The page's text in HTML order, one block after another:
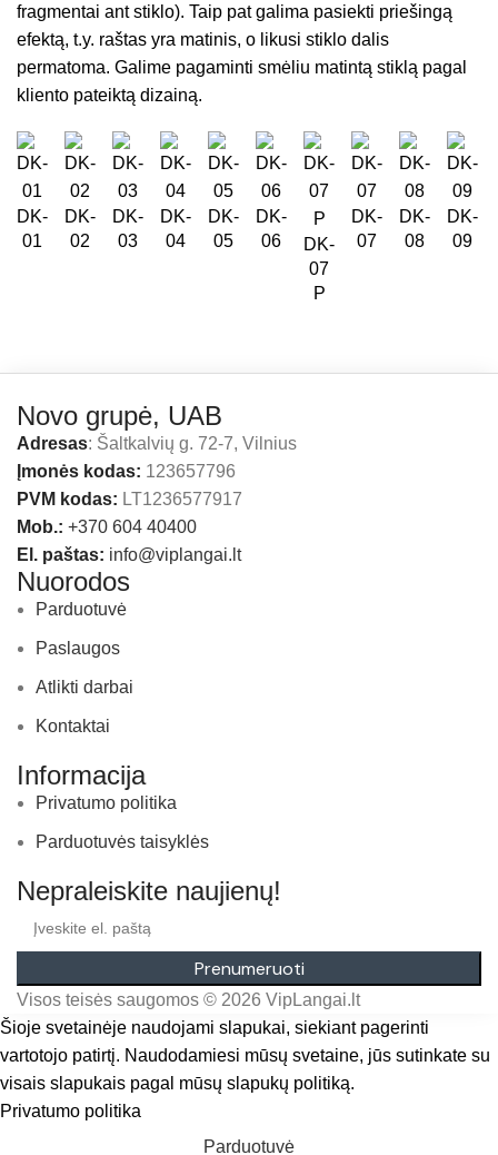
fragmentai ant stiklo). Taip pat galima pasiekti priešingą
efektą, t.y. raštas yra matinis, o likusi stiklo dalis
permatoma. Galime pagaminti smėliu matintą stiklą pagal
kliento pateiktą dizainą.
DK-
01
DK-
02
DK-
03
DK-
04
DK-
05
DK-
06
DK-
07
P
DK-
07
DK-
08
DK-
09
Novo grupė, UAB
Adresas: Šaltkalvių g. 72-7, Vilnius
Įmonės kodas: 123657796
PVM kodas: LT1236577917
Mob.: +370 604 40400
El. paštas: info@viplangai.lt
Nuorodos
Parduotuvė
Paslaugos
Atlikti darbai
Kontaktai
Informacija
Privatumo politika
Parduotuvės taisyklės
Nepraleiskite naujienų!
Prenumeruoti
Visos teisės saugomos © 2026 VipLangai.lt
Šioje svetainėje naudojami slapukai, siekiant pagerinti
vartotojo patirtį. Naudodamiesi mūsų svetaine, jūs sutinkate su
visais slapukais pagal mūsų slapukų politiką.
Privatumo politika
Parduotuvė